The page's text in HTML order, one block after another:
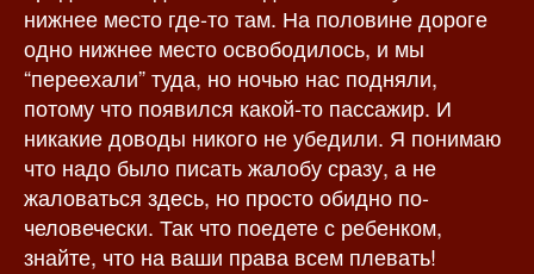
нижнее место где-то там. На половине дороге
одно нижнее место освободилось, и мы
“переехали” туда, но ночью нас подняли,
потому что появился какой-то пассажир. И
никакие доводы никого не убедили. Я понимаю
что надо было писать жалобу сразу, а не
жаловаться здесь, но просто обидно по-
человечески. Так что поедете с ребенком,
знайте, что на ваши права всем плевать!